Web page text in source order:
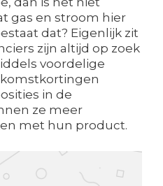
gas en stroom hier
dat? Eigenlijk zit
zijn altijd op zoek
voordelige
in de
ze meer
met hun product.